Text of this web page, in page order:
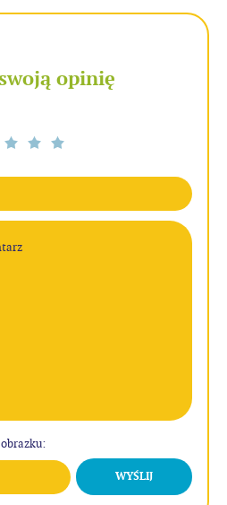
opinię
WYŚLIJ